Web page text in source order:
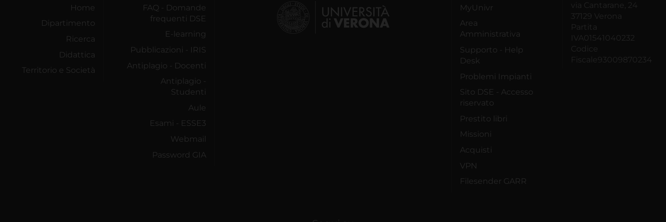
Home
Dipartimento
Ricerca
Didattica
Territorio e Società
FAQ - Domande
frequenti DSE
E-learning
Pubblicazioni - IRIS
Antiplagio - Docenti
Antiplagio -
Studenti
Aule
Esami - ESSE3
Webmail
Password GIA
MyUnivr
Area
Amministrativa
Supporto - Help
Desk
Problemi Impianti
Sito DSE - Accesso
riservato
Prestito libri
Missioni
Acquisti
VPN
Filesender GARR
via Cantarane, 24
37129 Verona
Partita
IVA01541040232
Codice
Fiscale93009870234